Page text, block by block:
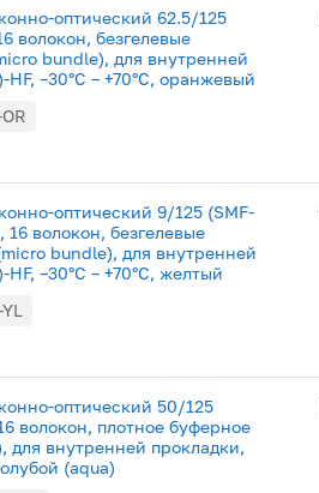
оптический 62.5/125
волокон, безгелевые
bundle), для внутренней
–30°C – +70°C, оранжевый
оптический 9/125 (SMF-
волокон, безгелевые
bundle), для внутренней
–30°C – +70°C, желтый
оптический 50/125
волокон, плотное буферное
внутренней прокладки,
(aqua)